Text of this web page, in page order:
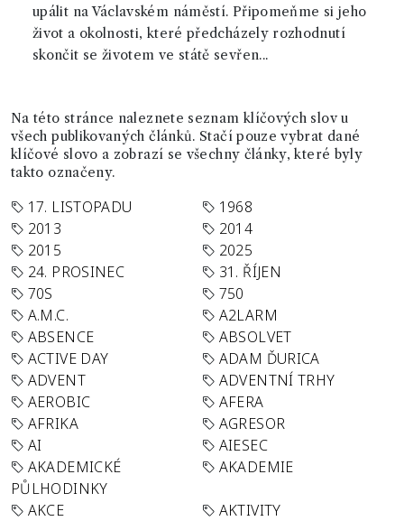
upálit na Václavském náměstí. Připomeňme si jeho
život a okolnosti, které předcházely rozhodnutí
skončit se životem ve státě sevřen...
Na této stránce naleznete seznam klíčových slov u
všech publikovaných článků. Stačí pouze vybrat dané
klíčové slovo a zobrazí se všechny články, které byly
takto označeny.
17. LISTOPADU
1968
2013
2014
2015
2025
24. PROSINEC
31. ŘÍJEN
70S
750
A.M.C.
A2LARM
ABSENCE
ABSOLVET
ACTIVE DAY
ADAM ĎURICA
ADVENT
ADVENTNÍ TRHY
AEROBIC
AFERA
AFRIKA
AGRESOR
AI
AIESEC
AKADEMICKÉ
PŮLHODINKY
AKADEMIE
AKCE
AKTIVITY